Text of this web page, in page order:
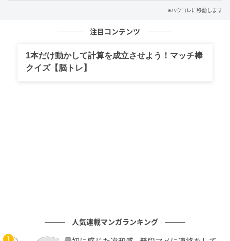
スマホを置いて、俺は洗い物をしている妻のところへ
（30代男性・会社員）
※ハウコレに移動します
注目コンテンツ
1本だけ動かして計算を成立させよう！マッチ棒
クイズ【脳トレ】
人気連載マンガランキング